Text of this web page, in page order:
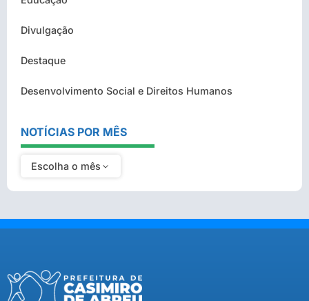
Divulgação
Destaque
Desenvolvimento Social e Direitos Humanos
NOTÍCIAS POR MÊS
Escolha o mês